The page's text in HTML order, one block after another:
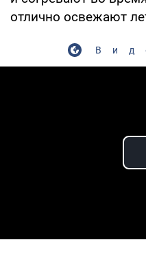
отлично освежают